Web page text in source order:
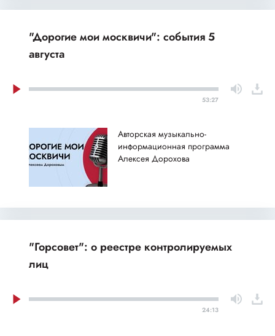
"Дорогие мои москвичи": события 5
августа
53:27
Авторская музыкально-
информационная программа
Алексея Дорохова
"Горсовет": о реестре контролируемых
лиц
24:13